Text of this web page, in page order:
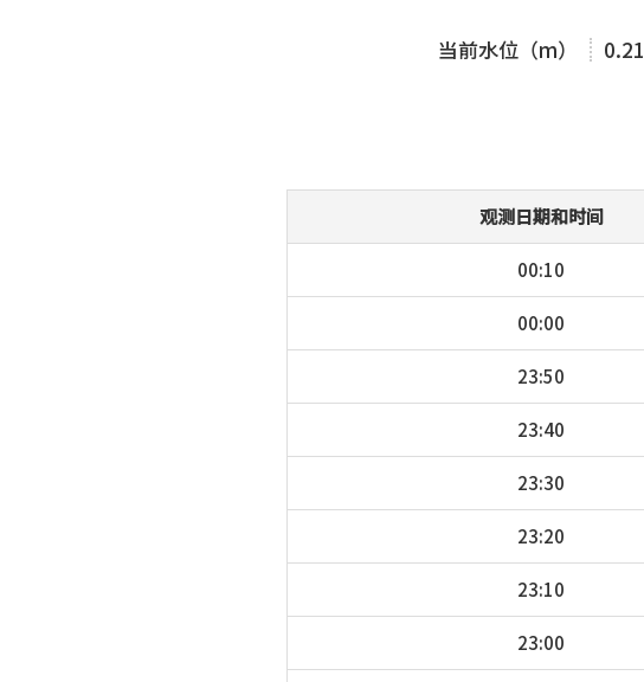
当前水位（m） 0.21
观测日期和时间
00:10
00:00
23:50
23:40
23:30
23:20
23:10
23:00